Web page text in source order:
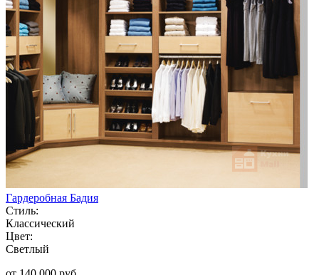
Гардеробная Бадия
Стиль:
Классический
Цвет:
Светлый